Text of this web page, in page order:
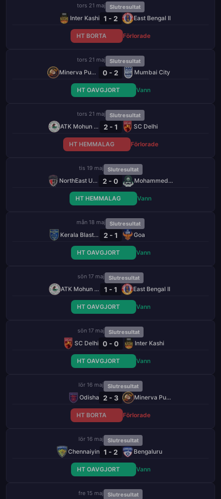
tors 21 maj Slutresultat
Inter Kashi 1 - 2 East Bengal II
HT BORTA Förlorade
tors 21 maj Slutresultat
Minerva Punjab 0 - 2 Mumbai City
HT OAVGJORT Vann
tors 21 maj Slutresultat
ATK Mohun Bagan 2 - 1 SC Delhi
HT HEMMALAG Förlorade
tis 19 maj Slutresultat
NorthEast United 2 - 0 Mohammedan
HT HEMMALAG Vann
mån 18 maj Slutresultat
Kerala Blasters 2 - 1 Goa
HT OAVGJORT Vann
sön 17 maj Slutresultat
ATK Mohun Bagan 1 - 1 East Bengal II
HT OAVGJORT Vann
sön 17 maj Slutresultat
SC Delhi 0 - 0 Inter Kashi
HT OAVGJORT Vann
lör 16 maj Slutresultat
Odisha 2 - 3 Minerva Punjab
HT BORTA Förlorade
lör 16 maj Slutresultat
Chennaiyin 1 - 2 Bengaluru
HT OAVGJORT Vann
fre 15 maj Slutresultat